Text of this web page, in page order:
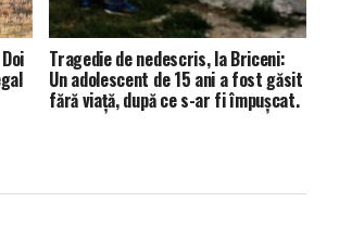
Tragedie de nedescris, la Briceni:
Un adolescent de 15 ani a fost găsit
fără viață, după ce s-ar fi împușcat.